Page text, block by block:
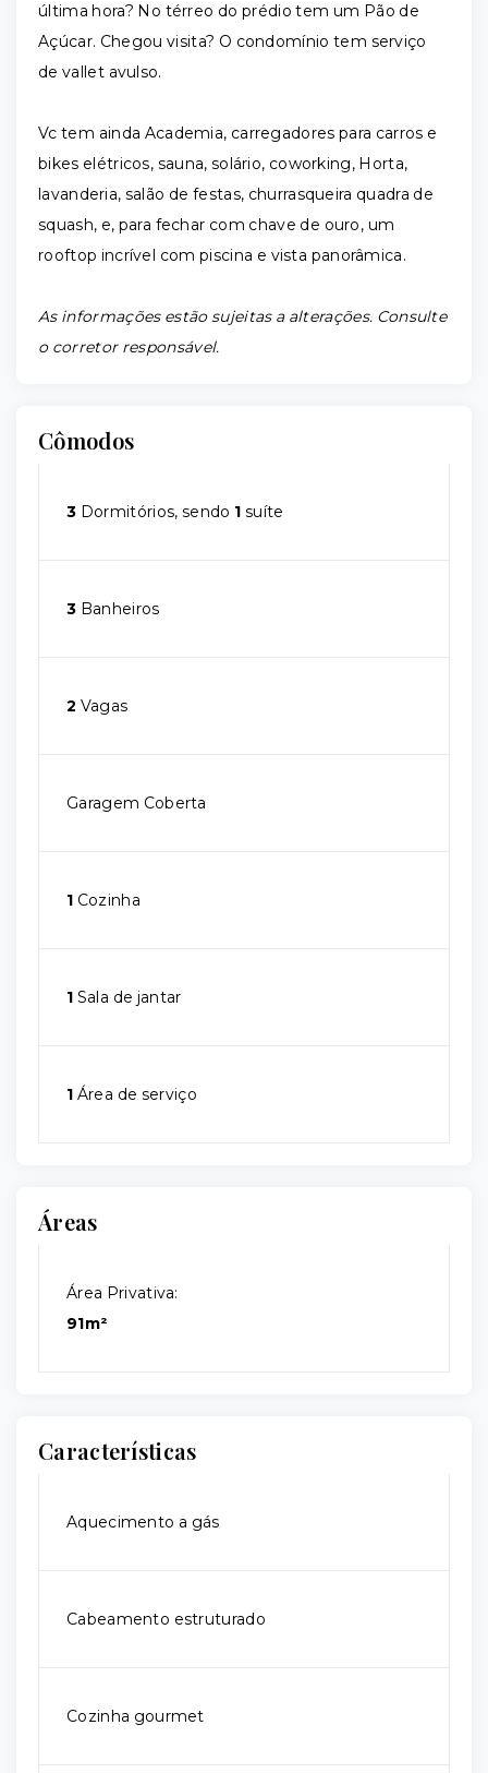
última hora? No térreo do prédio tem um Pão de
Açúcar. Chegou visita? O condomínio tem serviço
de vallet avulso.
Vc tem ainda Academia, carregadores para carros e
bikes elétricos, sauna, solário, coworking, Horta,
lavanderia, salão de festas, churrasqueira quadra de
squash, e, para fechar com chave de ouro, um
rooftop incrível com piscina e vista panorâmica.
As informações estão sujeitas a alterações. Consulte
o corretor responsável.
Cômodos
3 Dormitórios, sendo 1 suíte
3 Banheiros
2 Vagas
Garagem Coberta
1 Cozinha
1 Sala de jantar
1 Área de serviço
Áreas
Área Privativa:
91m²
Características
Aquecimento a gás
Cabeamento estruturado
Cozinha gourmet